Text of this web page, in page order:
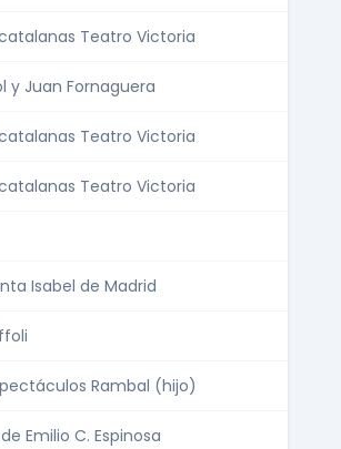
Teatro Victoria
y Juan Fornaguera
Teatro Victoria
Teatro Victoria
Isabel de Madrid
Rambal (hijo)
Emilio C. Espinosa